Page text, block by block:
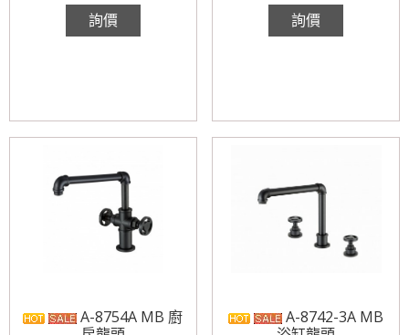
詢價 詢價
A-8754A MB 廚
A-8742-3A MB